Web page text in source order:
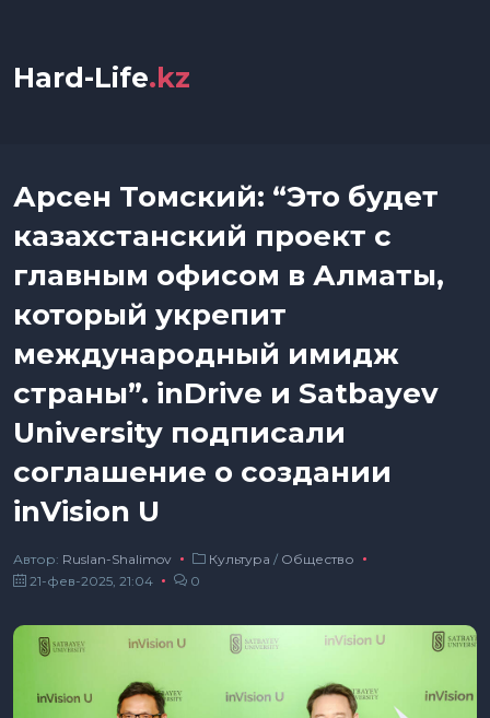
Hard-Life.kz
Арсен Томский: “Это будет
казахстанский проект с
главным офисом в Алматы,
который укрепит
международный имидж
страны”. inDrive и Satbayev
University подписали
соглашение о создании
inVision U
Автор: Ruslan-Shalimov Культура / Общество
21-фев-2025, 21:04
0